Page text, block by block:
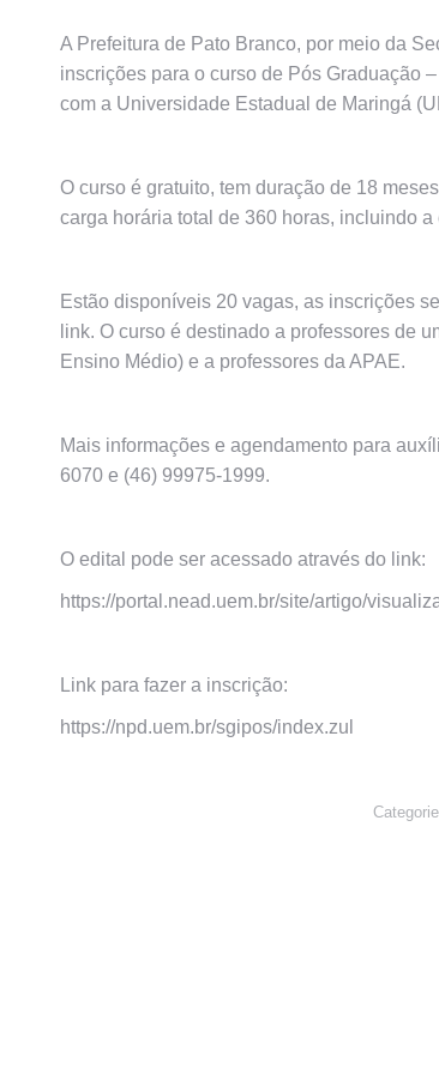
A Prefeitura de Pato Branco, por meio da
inscrições para o curso de Pós Graduação
com a Universidade Estadual de Maringá
O curso é gratuito, tem duração de 18
carga horária total de 360 horas, incluindo
Estão disponíveis 20 vagas, as inscrições
link. O curso é destinado a professores de
Ensino Médio) e a professores da APAE.
Mais informações e agendamento para
6070 e (46) 99975-1999.
O edital pode ser acessado através do link:
https://portal.nead.uem.br/site/artigo/
Link para fazer a inscrição:
https://npd.uem.br/sgipos/index.zul